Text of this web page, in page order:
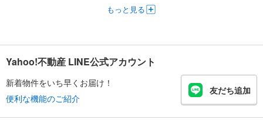
もっと見る
Yahoo!不動産 LINE公式アカウント
新着物件をいち早くお届け！
便利な機能のご紹介
友だち追加